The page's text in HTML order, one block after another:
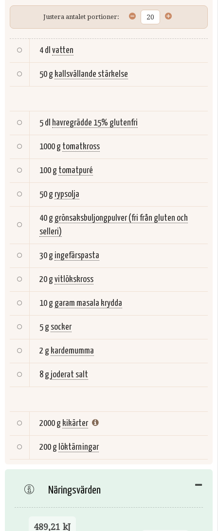
Justera antalet portioner:
4 dl vatten
50 g kallsvällande stärkelse
5 dl havregrädde 15% glutenfri
1000 g tomatkross
100 g tomatpuré
50 g rypsolja
40 g grönsaksbuljongpulver (fri från gluten och
selleri)
30 g ingefärspasta
20 gvitlökskross
10 g garam masala krydda
5 g socker
2 g kardemumma
8 g joderat salt
2000 g kikärter
200 g löktärningar
Näringsvärden
489,21 kJ